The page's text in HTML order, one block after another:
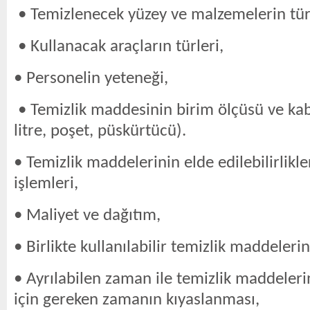
• Temizlenecek yüzey ve malzemelerin
• Kullanacak araçların türleri,
• Personelin yeteneği,
• Temizlik maddesinin birim ölçüsü ve
litre, poşet, püskürtücü).
• Temizlik maddelerinin elde
işlemleri,
• Maliyet ve dağıtım,
• Birlikte kullanılabilir temizlik
• Ayrılabilen zaman ile temizlik
için gereken zamanın kıyaslanması,